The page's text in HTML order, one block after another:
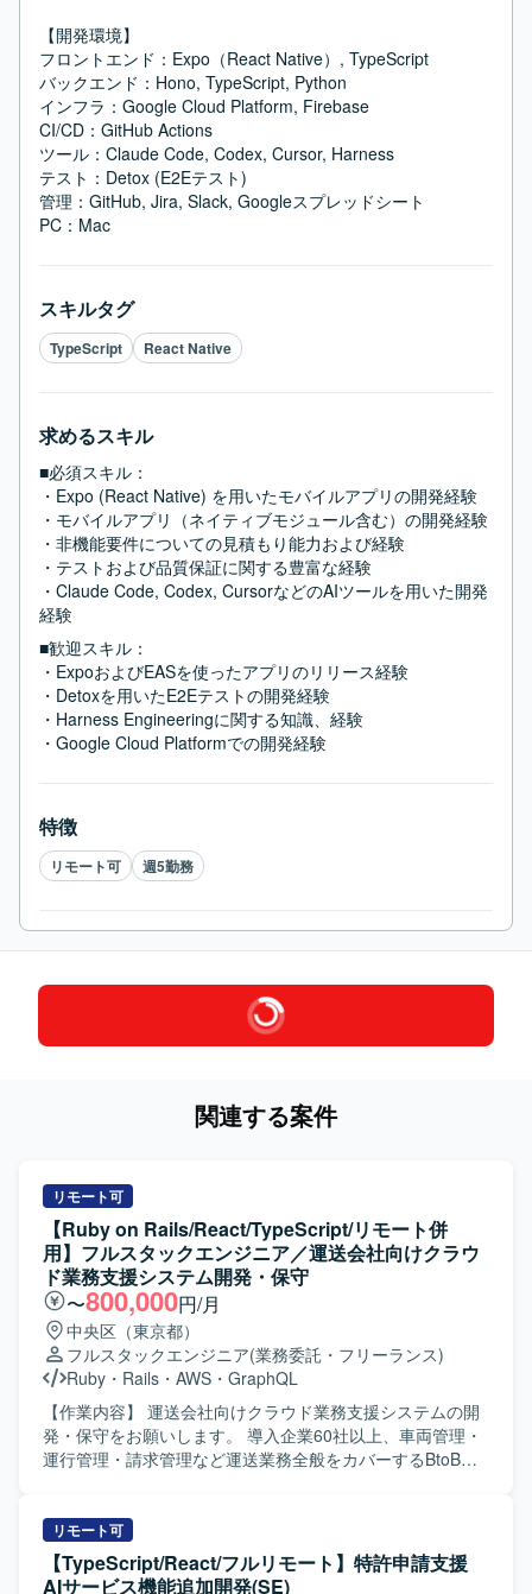
【開発環境】
フロントエンド：Expo（React Native）, TypeScript
バックエンド：Hono, TypeScript, Python
インフラ：Google Cloud Platform, Firebase
CI/CD：GitHub Actions
ツール：Claude Code, Codex, Cursor, Harness
テスト：Detox (E2Eテスト)
管理：GitHub, Jira, Slack, Googleスプレッドシート
PC：Mac
スキルタグ
TypeScript React Native
求めるスキル
■必須スキル：
・Expo (React Native) を用いたモバイルアプリの開発経験
・モバイルアプリ（ネイティブモジュール含む）の開発経験
・非機能要件についての見積もり能力および経験
・テストおよび品質保証に関する豊富な経験
・Claude Code, Codex, CursorなどのAIツールを用いた開発
経験
■歓迎スキル：
・ExpoおよびEASを使ったアプリのリリース経験
・Detoxを用いたE2Eテストの開発経験
・Harness Engineeringに関する知識、経験
・Google Cloud Platformでの開発経験
特徴
リモート可 週5勤務
関連する案件
リモート可
【Ruby on Rails/React/TypeScript/リモート併
用】フルスタックエンジニア／運送会社向けクラウ
ド業務支援システム開発・保守
〜800,000円/月
中央区（東京都）
フルスタックエンジニア(業務委託・フリーランス)
Ruby ・ Rails ・ AWS ・ GraphQL
【作業内容】 運送会社向けクラウド業務支援システムの開
発・保守をお願いします。 導入企業60社以上、車両管理・
運行管理・請求管理など運送業務全般をカバーするBtoB
す。 既存機能の改善・バグ修正を行います。 コードレビュ
ー、テスト整備を行います。 PMI（事業譲渡後の統合）に
伴うシステム改善を行います。 【開発環境】 フレームワー
リモート可
【TypeScript/React/フルリモート】特許申請支援
AIサービス機能追加開発(SE)